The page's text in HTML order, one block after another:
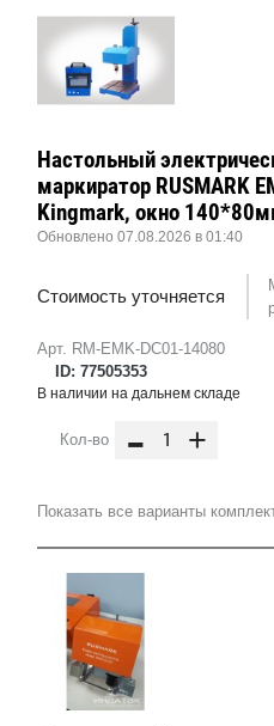
Арт. RM-EMK-DC01-14080
ID: 77505353
Настольный
маркиратор RUSMARK
Kingmark, окно
Обновлено 07.08.2026 в 01:40
Стоимость уточняется
В наличии на дальнем складе
Кол-во - +
Показать все варианты